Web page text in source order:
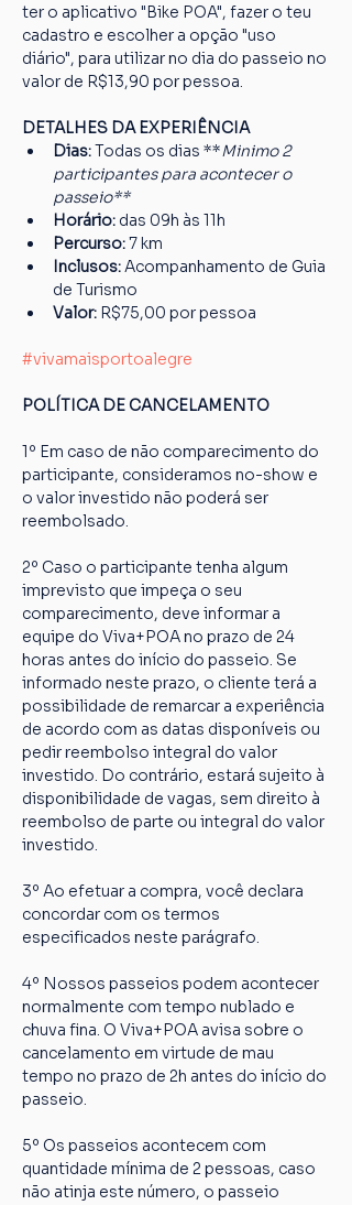
ter o aplicativo "Bike POA", fazer o teu
cadastro e escolher a opção "uso
diário", para utilizar no dia do passeio no
valor de R$13,90 por pessoa.
DETALHES DA EXPERIÊNCIA
Dias: Todas os dias **Minimo 2
participantes para acontecer o
passeio**
Horário: das 09h às 11h
Percurso: 7 km
Inclusos: Acompanhamento de Guia
de Turismo
Valor: R$75,00 por pessoa
#vivamaisportoalegre
POLÍTICA DE CANCELAMENTO
1º Em caso de não comparecimento do
participante, consideramos no-show e
o valor investido não poderá ser
reembolsado.
2º Caso o participante tenha algum
imprevisto que impeça o seu
comparecimento, deve informar a
equipe do Viva+POA no prazo de 24
horas antes do início do passeio. Se
informado neste prazo, o cliente terá a
possibilidade de remarcar a experiência
de acordo com as datas disponíveis ou
pedir reembolso integral do valor
investido. Do contrário, estará sujeito à
disponibilidade de vagas, sem direito à
reembolso de parte ou integral do valor
investido.
3º Ao efetuar a compra, você declara
concordar com os termos
especificados neste parágrafo.
4º Nossos passeios podem acontecer
normalmente com tempo nublado e
chuva fina. O Viva+POA avisa sobre o
cancelamento em virtude de mau
tempo no prazo de 2h antes do início do
passeio.
5º Os passeios acontecem com
quantidade mínima de 2 pessoas, caso
não atinja este número, o passeio